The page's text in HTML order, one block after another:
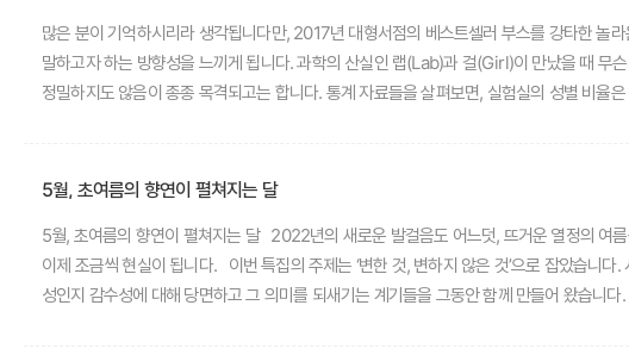
많은 분이 기억하시리라 생각됩니다만, 2017년 대형서점의 베스트셀러 부스를 강타한 놀
말하고자 하는 방향성을 느끼게 됩니다. 과학의 산실인 랩(Lab)과 걸(Girl)이 만났을 때 무
정밀하지도 않음이 종종 목격되고는 합니다. 통계 자료들을 살펴보면, 실험실의 성별 비율
삶을 모두 지키기 위한 선택을 실천에 옮기기도 합니다. 아마도 랩걸을 통해 만나는 저자의
친구들이 스스로 ‘긍정적인 자아상’을 정립하기 위해 마련한 멋진 행사를 소개하고자 합니
5월, 초여름의 향연이 펼쳐지는 달
5월, 초여름의 향연이 펼쳐지는 달 2022년의 새로운 발걸음도 어느덧, 뜨거운 열정의 여름을 향해 달려 나가고 있습니다. 우리들의 일상을 짓누르던 코로나19 역시 시간의 흐름을 거스를 수는 없었던 듯합니다. 일상을 회복하려는 노력이
이제 조금씩 현실이 됩니다. 이번 특집의 주제는 ‘변한 것, 변하지 않은 것’으로 잡았습니다. 시간의 흐름을 그 무엇도 막을 수 없는 가운데, 모두의 노력으로, 때로는, 각자의 분투로 꾸준히 바뀌어 간 일들이 분명 있습니다. 더 많은 사람이
성인지 감수성에 대해 당면하고 그 의미를 되새기는 계기들을 그동안 함께 만들어 왔습니다. 더 많은 사람